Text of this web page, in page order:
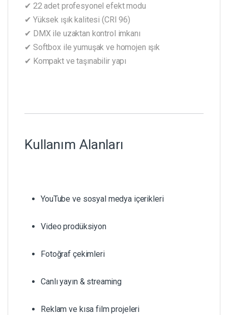
✔ 22 adet profesyonel efekt modu
✔ Yüksek ışık kalitesi (CRI 96)
✔ DMX ile uzaktan kontrol imkanı
✔ Softbox ile yumuşak ve homojen ışık
✔ Kompakt ve taşınabilir yapı
Kullanım Alanları
YouTube ve sosyal medya içerikleri
Video prodüksiyon
Fotoğraf çekimleri
Canlı yayın & streaming
Reklam ve kısa film projeleri